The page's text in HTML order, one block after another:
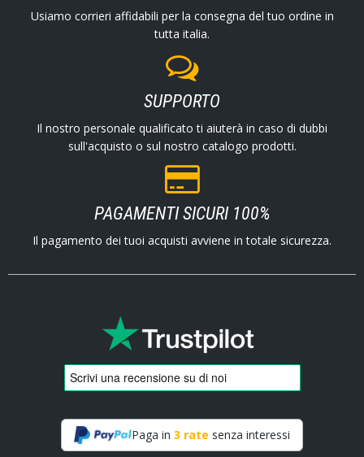
Usiamo corrieri affidabili per la consegna del tuo ordine in
tutta italia.
SUPPORTO
Il nostro personale qualificato ti aiuterà in caso di dubbi
sull'acquisto o sul nostro catalogo prodotti.
PAGAMENTI SICURI 100%
Il pagamento dei tuoi acquisti avviene in totale sicurezza.
Paga in 3 rate senza interessi